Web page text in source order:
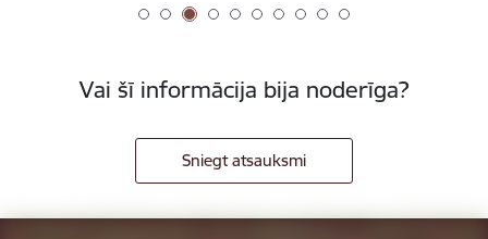
Vai šī informācija bija noderīga?
Sniegt atsauksmi